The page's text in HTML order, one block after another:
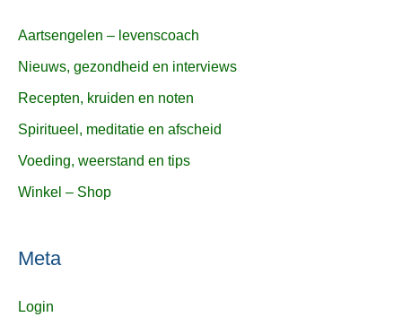
Aartsengelen – levenscoach
Nieuws, gezondheid en interviews
Recepten, kruiden en noten
Spiritueel, meditatie en afscheid
Voeding, weerstand en tips
Winkel – Shop
Meta
Login